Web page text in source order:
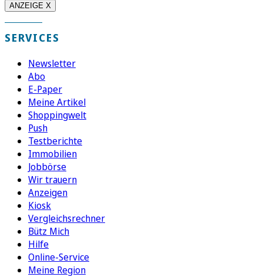
ANZEIGE X
SERVICES
Newsletter
Abo
E-Paper
Meine Artikel
Shoppingwelt
Push
Testberichte
Immobilien
Jobbörse
Wir trauern
Anzeigen
Kiosk
Vergleichsrechner
Bütz Mich
Hilfe
Online-Service
Meine Region